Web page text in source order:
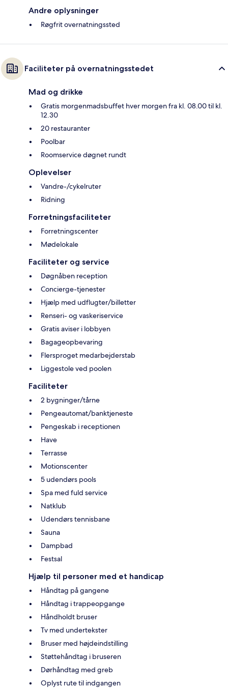
Andre oplysninger
Røgfrit overnatningssted
Faciliteter på overnatningsstedet
Mad og drikke
Gratis morgenmadsbuffet hver morgen fra kl. 08.00 til kl.
12.30
20 restauranter
Poolbar
Roomservice døgnet rundt
Oplevelser
Vandre-/cykelruter
Ridning
Forretningsfaciliteter
Forretningscenter
Mødelokale
Faciliteter og service
Døgnåben reception
Concierge-tjenester
Hjælp med udflugter/billetter
Renseri- og vaskeriservice
Gratis aviser i lobbyen
Bagageopbevaring
Flersproget medarbejderstab
Liggestole ved poolen
Faciliteter
2 bygninger/tårne
Pengeautomat/banktjeneste
Pengeskab i receptionen
Have
Terrasse
Motionscenter
5 udendørs pools
Spa med fuld service
Natklub
Udendørs tennisbane
Sauna
Dampbad
Festsal
Hjælp til personer med et handicap
Håndtag på gangene
Håndtag i trappeopgange
Håndholdt bruser
Tv med undertekster
Bruser med højdeindstilling
Støttehåndtag i bruseren
Dørhåndtag med greb
Oplyst rute til indgangen